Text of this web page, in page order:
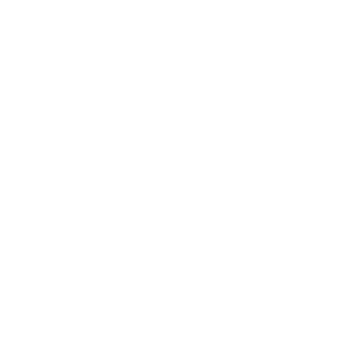
Financieras Interbancarias Mundiales"), una red
por letras y números. El BIC es necesario para
casos, optan tener un código SWIFT específico para
XXX, se refiere a la sede bancaria central. Si no, se
la cuenta de su destinatario y anular el pago.
y pedir que se anule la transferencia.